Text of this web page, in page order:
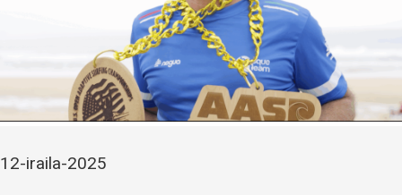
12-iraila-2025